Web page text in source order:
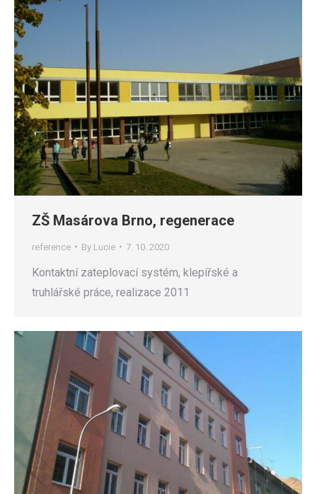
ZŠ Masárova Brno, regenerace
reference By Lucie 7. 10. 2020
Kontaktní zateplovací systém, klepířské a
truhlářské práce, realizace 2011